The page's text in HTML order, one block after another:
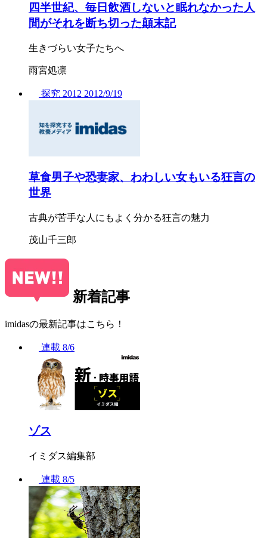
四半世紀、毎日飲酒しないと眠れなかった人
間がそれを断ち切った顛末記
生きづらい女子たちへ
雨宮処凛
探究 2012 2012/9/19
草食男子や恐妻家、わわしい女もいる狂言の
世界
古典が苦手な人にもよく分かる狂言の魅力
茂山千三郎
新着記事
imidasの最新記事はこちら！
連載 8/6
ゾス
イミダス編集部
連載 8/5